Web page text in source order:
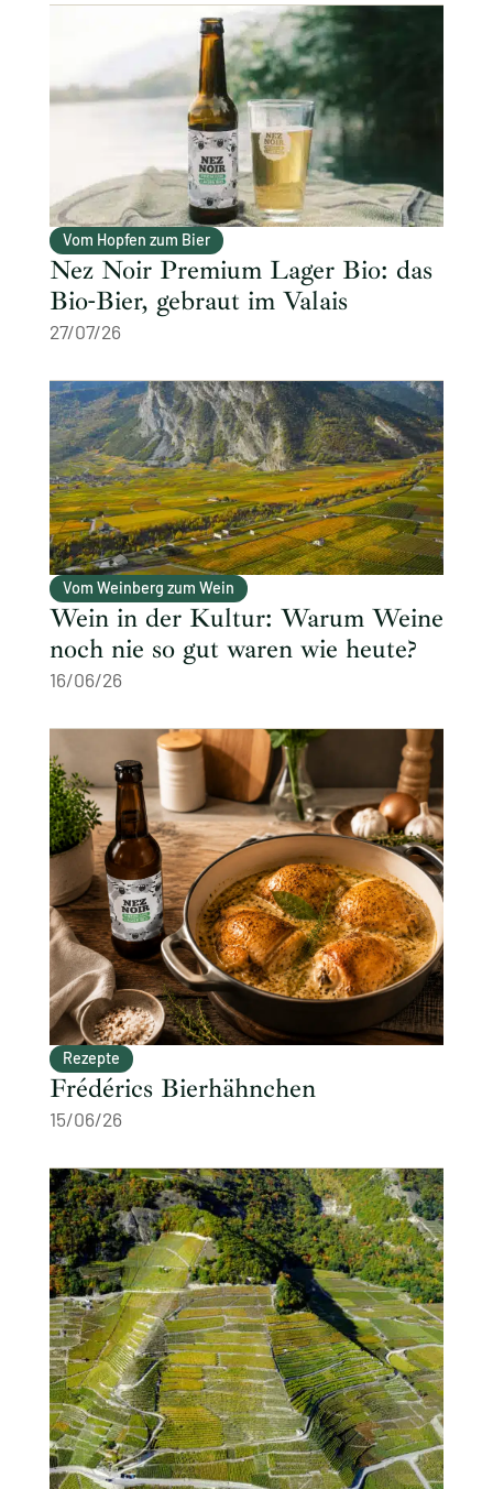
Vom Hopfen zum Bier
Nez Noir Premium Lager Bio: das
Bio-Bier, gebraut im Valais
27/07/26
Vom Weinberg zum Wein
Wein in der Kultur: Warum Weine
noch nie so gut waren wie heute?
16/06/26
Rezepte
Frédérics Bierhähnchen
15/06/26